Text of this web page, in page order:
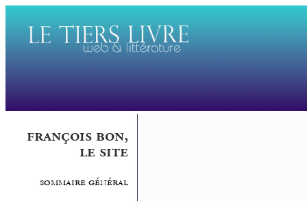
françois bon,
le site
sommaire général